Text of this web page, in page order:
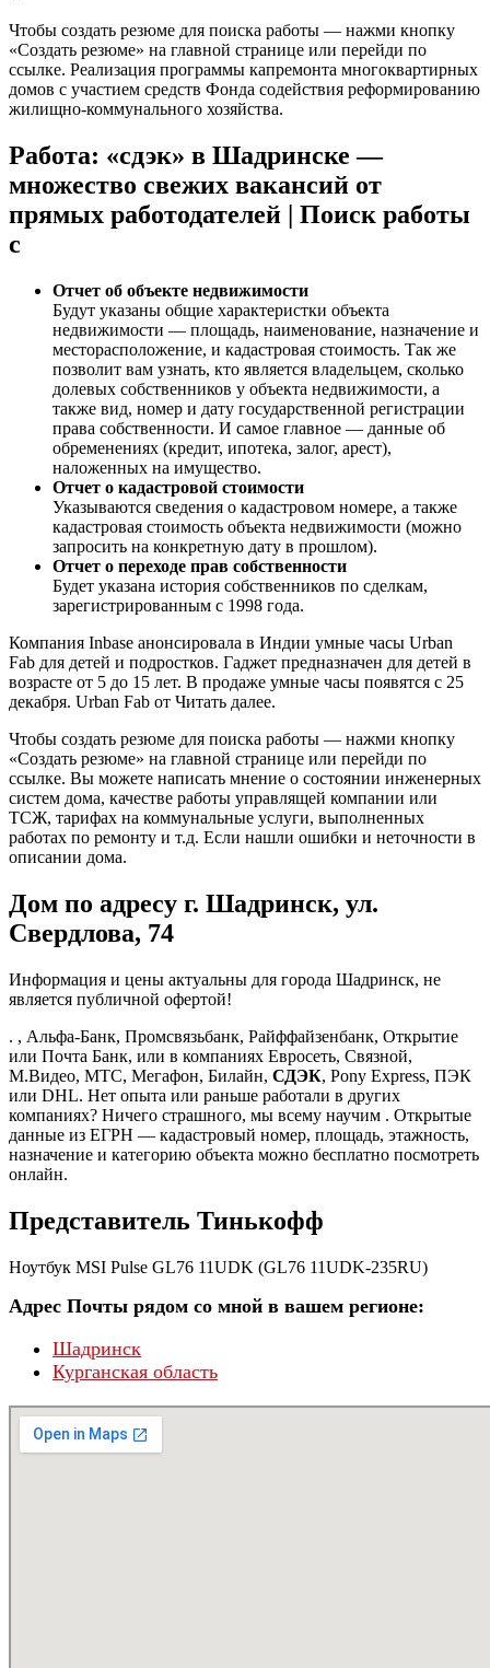
Чтобы создать резюме для поиска работы — нажми кнопку
«Создать резюме» на главной странице или перейди по
ссылке. Реализация программы капремонта многоквартирных
домов с участием средств Фонда содействия реформированию
жилищно-коммунального хозяйства.
Работа: «сдэк» в Шадринске —
множество свежих вакансий от
прямых работодателей | Поиск работы
с
Отчет об объекте недвижимости
Будут указаны общие характеристки объекта
недвижимости — площадь, наименование, назначение и
месторасположение, и кадастровая стоимость. Так же
позволит вам узнать, кто является владельцем, сколько
долевых собственников у объекта недвижимости, а
также вид, номер и дату государственной регистрации
права собственности. И самое главное — данные об
обременениях (кредит, ипотека, залог, арест),
наложенных на имущество.
Отчет о кадастровой стоимости
Указываются сведения о кадастровом номере, а также
кадастровая стоимость объекта недвижимости (можно
запросить на конкретную дату в прошлом).
Отчет о переходе прав собственности
Будет указана история собственников по сделкам,
зарегистрированным с 1998 года.
Компания Inbase анонсировала в Индии умные часы Urban
Fab для детей и подростков. Гаджет предназначен для детей в
возрасте от 5 до 15 лет. В продаже умные часы появятся с 25
декабря. Urban Fab от Читать далее.
Чтобы создать резюме для поиска работы — нажми кнопку
«Создать резюме» на главной странице или перейди по
ссылке. Вы можете написать мнение о состоянии инженерных
систем дома, качестве работы управлящей компании или
ТСЖ, тарифах на коммунальные услуги, выполненных
работах по ремонту и т.д. Если нашли ошибки и неточности в
описании дома.
Дом по адресу г. Шадринск, ул.
Свердлова, 74
Информация и цены актуальны для города Шадринск, не
является публичной офертой!
. , Альфа-Банк, Промсвязьбанк, Райффайзенбанк, Открытие
или Почта Банк, или в компаниях Евросеть, Связной,
М.Видео, МТС, Мегафон, Билайн, СДЭК, Pony Express, ПЭК
или DHL. Нет опыта или раньше работали в других
компаниях? Ничего страшного, мы всему научим . Открытые
данные из ЕГРН — кадастровый номер, площадь, этажность,
назначение и категорию объекта можно бесплатно посмотреть
онлайн.
Представитель Тинькофф
Ноутбук MSI Pulse GL76 11UDK (GL76 11UDK-235RU)
Адрес Почты рядом со мной в вашем регионе:
Шадринск
Курганская область